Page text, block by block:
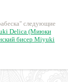
следующие
Delica (Миюки
бисер Miyuki